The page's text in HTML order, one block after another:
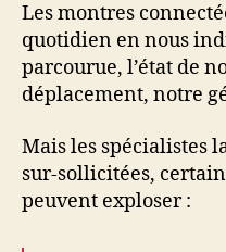
Les montres
quotidien en nous
parcourue, l’état de
déplacement, notre
Mais les spécialistes
sur-sollicitées,
peuvent exploser :